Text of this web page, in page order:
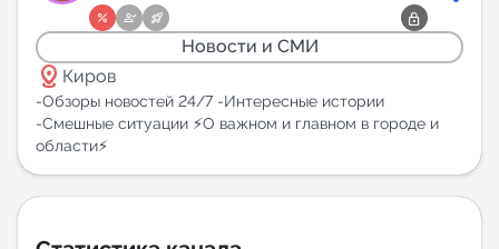
Каталог ботов
Горящие предложения
Индекс читаемости каналов в Telegram
Новости и СМИ
distance Киров
-Обзоры новостей 24/7 -Интересные истории
-Смешные ситуации ⚡️О важном и главном в городе и
области⚡️